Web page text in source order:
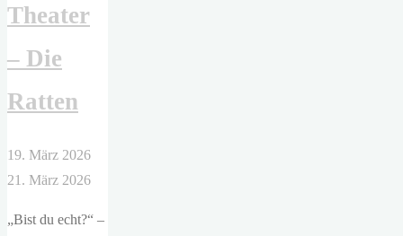
Theater
– Die
Ratten
19. März 2026
21. März 2026
„Bist du echt?“ –